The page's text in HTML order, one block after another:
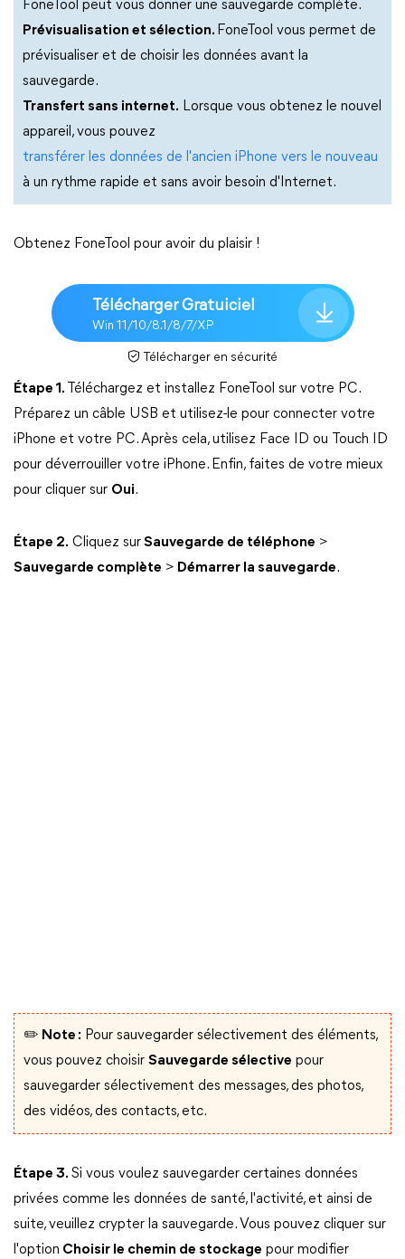
FoneTool peut vous donner une sauvegarde complète.
Prévisualisation et sélection. FoneTool vous permet de
prévisualiser et de choisir les données avant la
sauvegarde.
Transfert sans internet. Lorsque vous obtenez le nouvel
appareil, vous pouvez
transférer les données de l'ancien iPhone vers le nouveau
à un rythme rapide et sans avoir besoin d'Internet.
Obtenez FoneTool pour avoir du plaisir !
Télécharger Gratuiciel
Win 11/10/8.1/8/7/XP
Télécharger en sécurité
Étape 1.
Téléchargez et installez FoneTool sur votre PC.
Préparez un câble USB et utilisez-le pour connecter votre
iPhone et votre PC. Après cela, utilisez Face ID ou Touch ID
pour déverrouiller votre iPhone. Enfin, faites de votre mieux
pour cliquer sur Oui.
Étape 2. Cliquez surSauvegarde de téléphone >
Sauvegarde complète > Démarrer la sauvegarde.
✏️ Note : Pour sauvegarder sélectivement des éléments,
vous pouvez choisir Sauvegarde sélective pour
sauvegarder sélectivement des messages, des photos,
des vidéos, des contacts, etc.
Étape 3. Si vous voulez sauvegarder certaines données
privées comme les données de santé, l'activité, et ainsi de
suite, veuillez crypter la sauvegarde. Vous pouvez cliquer sur
l'option Choisir le chemin de stockage pour modifier